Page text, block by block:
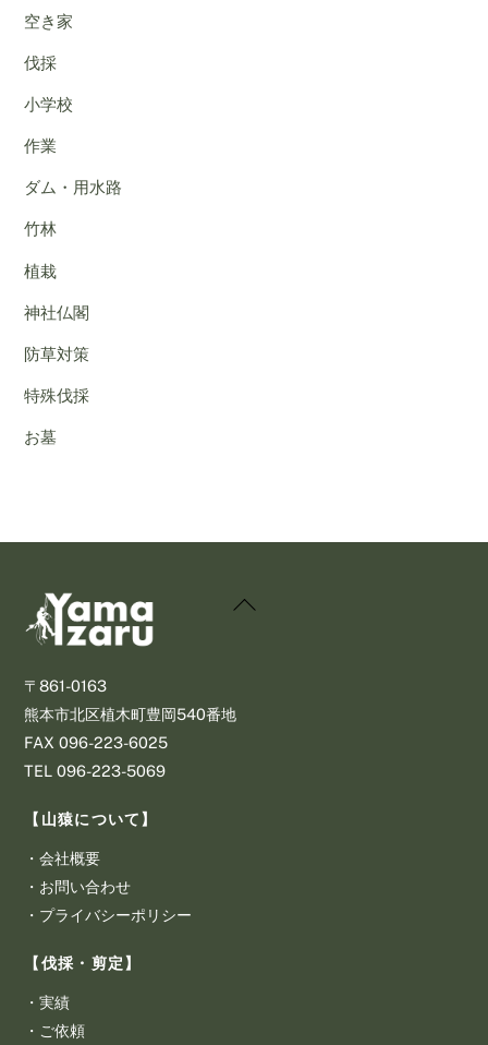
空き家
伐採
小学校
作業
ダム・用水路
竹林
植栽
神社仏閣
防草対策
特殊伐採
お墓
Back
〒861-0163
熊本市北区植木町豊岡540番地
​FAX 096-223-6025
​TEL 096-223-5069
【山猿について】
・会社概要
・ お問い合わせ
・ プライバシーポリシー
【伐採・剪定】
・実績
・ ご依頼